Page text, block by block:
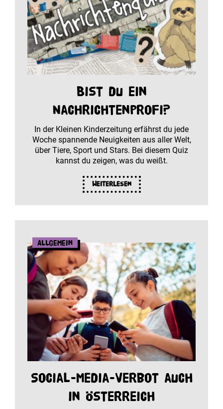
Bist du ein
Nachrichtenprofi?
In der Kleinen Kinderzeitung erfährst du jede
Woche spannende Neuigkeiten aus aller Welt,
über Tiere, Sport und Stars. Bei diesem Quiz
kannst du zeigen, was du weißt.
Weiterlesen
Allgemein
Social-Media-Verbot auch
in Österreich